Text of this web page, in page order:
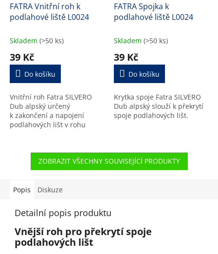
FATRA Vnitřní roh k
podlahové liště L0024
Skladem (>50 ks)
39 Kč
Do košíku
Vnitřní roh Fatra SILVERO
Dub alpský určený
k zakončení a napojení
podlahových lišt v rohu
FATRA Spojka k
podlahové liště L0024
Skladem (>50 ks)
39 Kč
Do košíku
Krytka spoje Fatra SILVERO
Dub alpský slouží k překrytí
spoje podlahových lišt.
ZOBRAZIT VŠECHNY SOUVISEJÍCÍ PRODUKTY
Popis Diskuze
Detailní popis produktu
Vnější roh pro překrytí spoje
podlahových lišt